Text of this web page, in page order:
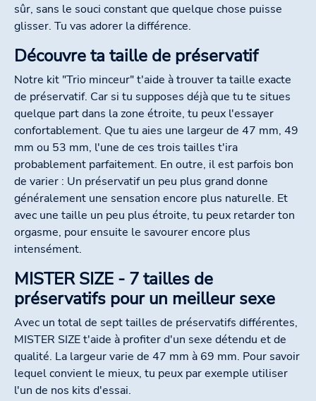
sûr, sans le souci constant que quelque chose puisse
glisser. Tu vas adorer la différence.
Découvre ta taille de préservatif
Notre kit "Trio minceur" t'aide à trouver ta taille exacte
de préservatif. Car si tu supposes déjà que tu te situes
quelque part dans la zone étroite, tu peux l'essayer
confortablement. Que tu aies une largeur de 47 mm, 49
mm ou 53 mm, l'une de ces trois tailles t'ira
probablement parfaitement. En outre, il est parfois bon
de varier : Un préservatif un peu plus grand donne
généralement une sensation encore plus naturelle. Et
avec une taille un peu plus étroite, tu peux retarder ton
orgasme, pour ensuite le savourer encore plus
intensément.
MISTER SIZE - 7 tailles de
préservatifs pour un meilleur sexe
Avec un total de sept tailles de préservatifs différentes,
MISTER SIZE t'aide à profiter d'un sexe détendu et de
qualité. La largeur varie de 47 mm à 69 mm. Pour savoir
lequel convient le mieux, tu peux par exemple utiliser
l'un de nos kits d'essai.